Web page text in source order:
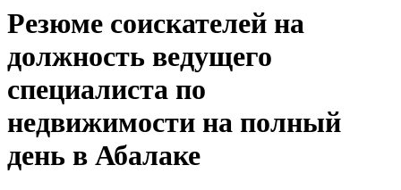
Резюме соискателей на
должность ведущего
специалиста по
недвижимости на полный
день в Абалаке